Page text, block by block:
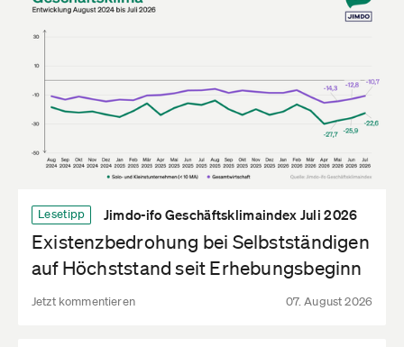
Lesetipp Jimdo-ifo Geschäftsklimaindex Juli 2026
Existenzbedrohung bei Selbstständigen
auf Höchststand seit Erhebungsbeginn
Jetzt kommentieren 07. August 2026